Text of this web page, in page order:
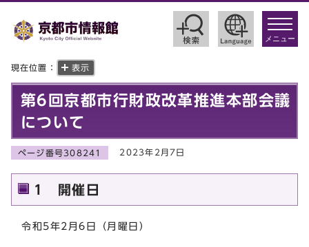
toggle
メニュー
現在位置： 表示
第6回京都市行財政改革推進本部会議
について
ページ番号308241 2023年2月7日
1 開催日
令和5年2月6日（月曜日）